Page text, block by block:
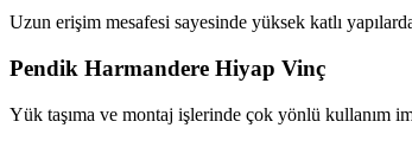
Uzun erişim mesafesi sayesinde yüksek katlı
Pendik Harmandere Hiyap Vinç
Yük taşıma ve montaj işlerinde çok yönlü kullanım